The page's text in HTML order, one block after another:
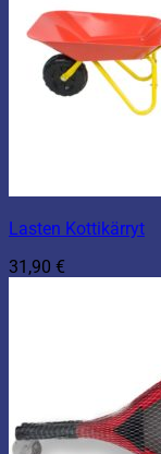
Lasten Kottikärryt
31,90 €